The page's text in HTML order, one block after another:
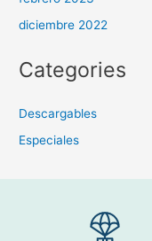
diciembre 2022
Categories
Descargables
Especiales